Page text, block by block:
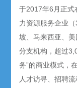
于2017年6月正式
力资源服务企业
坡、马来西亚、
分支机构，超过
务”的商业模式，
人才访寻、招聘